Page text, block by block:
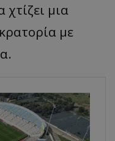
μια
με